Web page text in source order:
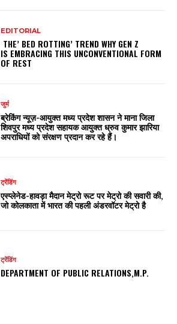
EDITORIAL
THE’ BED ROTTING’ TREND WHY GEN Z
IS EMBRACING THIS UNCONVENTIONAL FORM
OF REST
जुर्म
ब्रेकिंग न्यूज़-आयुक्त मध्य प्रदेश शासन ने माना जिला
शिवपुर मध्य प्रदेश सहायक आयुक्त ध्रुव कुमार झारिया
अपराधियों को संरक्षण प्रदान कर रहे हैं।
ट्रेंडिंग
एस्प्लेनेड-हावड़ा मैदान मेट्रो रूट पर मेट्रो की सवारी की,
जो कोलकाता में भारत की पहली अंडरवॉटर मेट्रो है
ट्रेंडिंग
DEPARTMENT OF PUBLIC RELATIONS,M.P.